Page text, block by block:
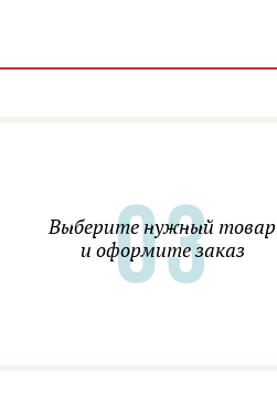
Выберите нужный товар
и оформите заказ